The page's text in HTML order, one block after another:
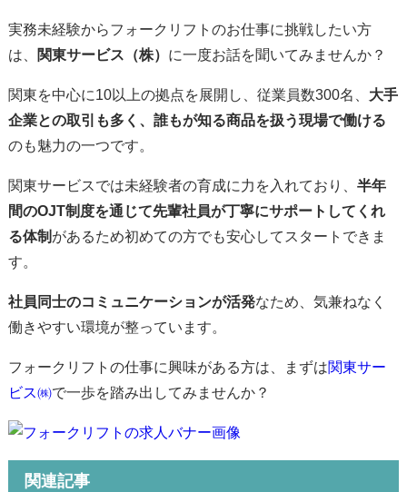
実務未経験からフォークリフトのお仕事に挑戦したい方
は、
関東サービス（株） に一度お話を聞いてみませんか？
関東を中心に10以上の拠点を展開し、従業員数300名、 大手
企業との取引も多く、誰もが知る商品を扱う現場で働ける
のも魅力の一つです。
関東サービスでは未経験者の育成に力を入れており、 半年
間のOJT制度を通じて先輩社員が丁寧にサポートしてくれ
る体制 があるため初めての方でも安心してスタートできま
す。
社員同士のコミュニケーションが活発なため、気兼ねなく
働きやすい環境が整っています。
フォークリフトの仕事に興味がある方は、まずは関東サー
ビス㈱で一歩を踏み出してみませんか？
関連記事